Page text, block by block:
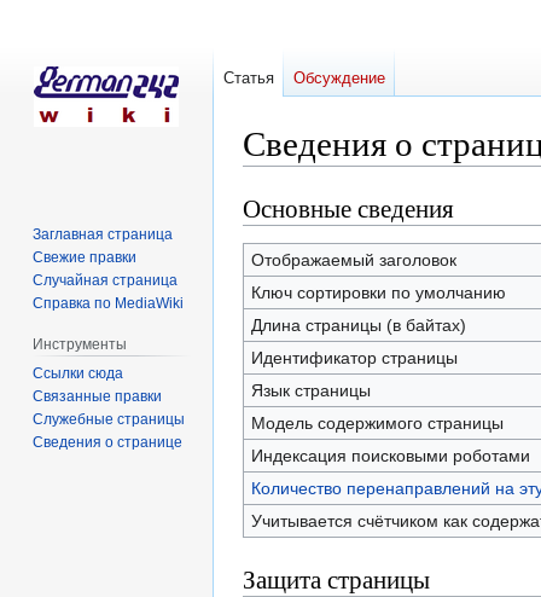
Сведения о
Перейти
к
навигации
Перейти
к
поиску
Основные сведения
Отображаемый заголовок
Ключ сортировки по умолчанию
Длина страницы (в байтах)
Идентификатор страницы
Язык страницы
Модель содержимого страницы
Индексация поисковыми роботами
Количество перенаправлений на
Учитывается счётчиком как
Защита страницы
Статья Обсуждение
Заглавная страница
Свежие правки
Случайная страница
Справка по MediaWiki
Инструменты
Ссылки сюда
Связанные правки
Служебные страницы
Сведения о странице